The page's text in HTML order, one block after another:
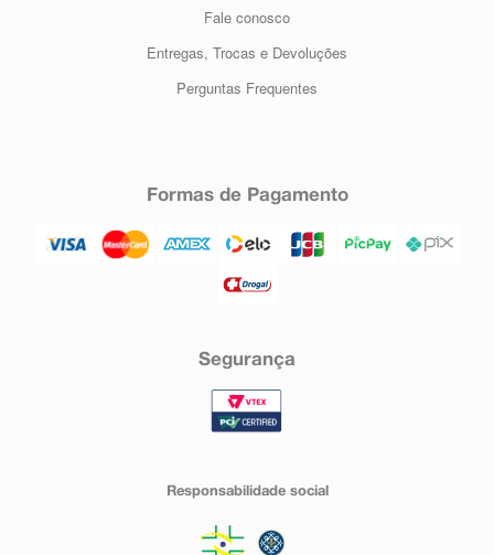
Fale conosco
Entregas, Trocas e Devoluções
Perguntas Frequentes
Formas de Pagamento
Segurança
Responsabilidade social